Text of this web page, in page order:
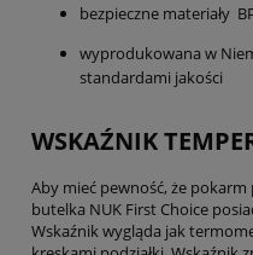
bezpieczne materiały
wyprodukowana w
standardami jakości
WSKAŹNIK
Aby mieć pewność, że
butelka NUK First Choice
Wskaźnik wygląda jak